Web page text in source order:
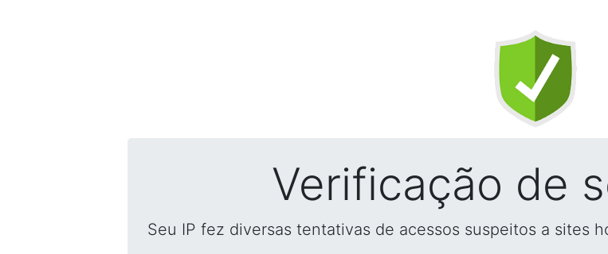
Verificação de
Seu IP fez diversas tentativas de acessos suspeitos a sites